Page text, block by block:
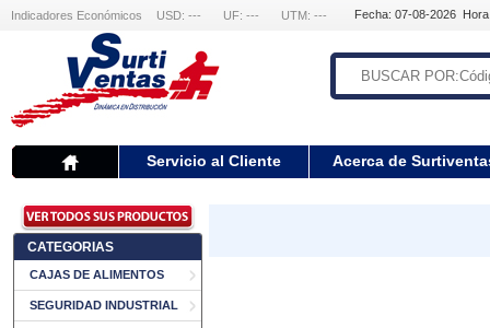
Indicadores Económicos USD: --- UF: --- UTM: --- Fecha: 07-08-2026
Servicio al Cliente Acerca de
CATEGORIAS
CAJAS DE ALIMENTOS
SEGURIDAD INDUSTRIAL